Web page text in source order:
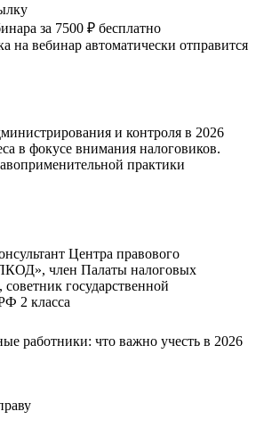
за 7500 ₽ бесплатно
на вебинар автоматически отправится
и контроля в 2026
в фокусе внимания налоговиков.
практики
Центра правового
член Палаты налоговых
советник государственной
2 класса
работники: что важно учесть в 2026